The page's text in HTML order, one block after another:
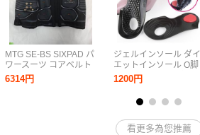
MTG SE-BS SIXPAD パ
ワースーツ コアベルト
Sサイズ HOME GYM 対
応モデル SE-BS-00A-S
6314円
ジェルインソール ダイ
エットインソール O脚
矯正インソール ダイエ
ット 偏平足 ひざ 腰の
負担を軽減 美脚 O脚矯
正サポーター矯正グッ
ズ
1200円
看更多為您推薦